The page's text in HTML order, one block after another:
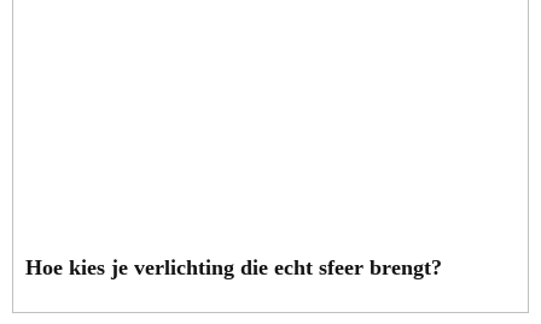
Hoe kies je verlichting die echt sfeer brengt?